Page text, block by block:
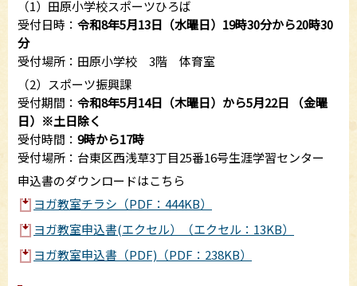
（1）田原小学校スポーツひろば
受付日時： 令和8年5月13日（水曜日）19時30分から20時30
分
受付場所：田原小学校 3階 体育室
（2）スポーツ振興課
受付期間： 令和8年5月14日（木曜日）から5月22日 （金曜
日）※土日除く
受付時間： 9時から17時
受付場所：台東区西浅草3丁目25番16号生涯学習センター
申込書のダウンロードはこちら
ヨガ教室チラシ（PDF：444KB）
ヨガ教室申込書(エクセル）（エクセル：13KB）
ヨガ教室申込書（PDF)（PDF：238KB）